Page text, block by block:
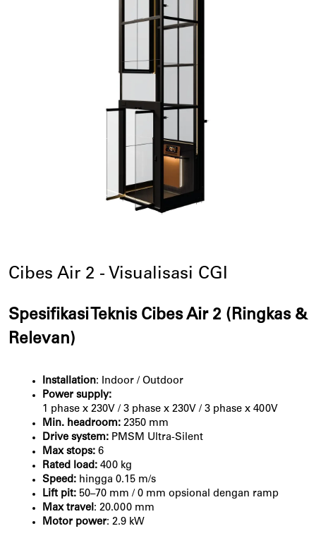
Cibes Air 2 - Visualisasi CGI
Spesifikasi Teknis Cibes Air 2 (Ringkas &
Relevan)
Installation: Indoor / Outdoor
Power supply:
1 phase x 230V / 3 phase x 230V / 3 phase x 400V
Min. headroom: 2350 mm
Drive system: PMSM Ultra-Silent
Max stops: 6
Rated load: 400 kg
Speed: hingga 0.15 m/s
Lift pit: 50–70 mm / 0 mm opsional dengan ramp
Max travel : 20.000 mm
Motor power: 2.9 kW